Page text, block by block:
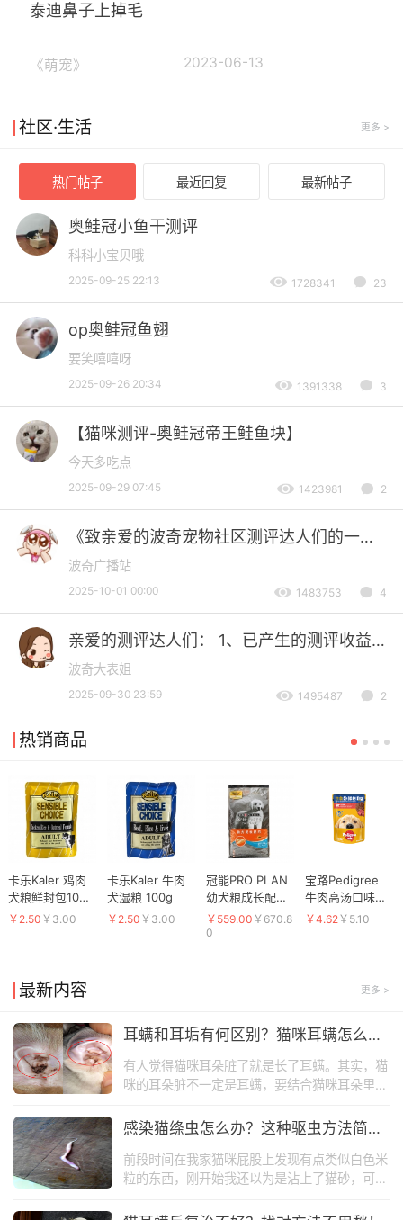
泰迪鼻子上掉毛
《萌宠》 2023-06-13
社区·生活 更多 >
热门帖子 最近回复 最新帖子
奥鲑冠小鱼干测评
科科小宝贝哦
2025-09-25 22:13 1728341 23
op奥鲑冠鱼翅
要笑嘻嘻呀
2025-09-26 20:34 1391338 3
【猫咪测评-奥鲑冠帝王鲑鱼块】
今天多吃点
2025-09-29 07:45 1423981 2
《致亲爱的波奇宠物社区测评达人们的一封
信》
波奇广播站
2025-10-01 00:00 1483753 4
亲爱的测评达人们： 1、已产生的测评收益
将不受影响可以继续提现。 2、2025年10月
1日零点之前发布的测评将在本月陆续完成评
起将不再产生新的测评收
波奇大表姐
2025-09-30 23:59 1495487 2
热销商品
卡乐Kaler 鸡肉
犬粮鲜封包100g
狗湿粮
￥2.50 ￥3.00
卡乐Kaler 牛肉
犬湿粮 100g
￥2.50 ￥3.00
冠能PRO PLAN
幼犬粮成长配方
狗粮(原鸡肉米
饭)15kg
￥559.00 ￥670.8
0
宝路Pedigree
牛肉高汤口味成
犬妙鲜包 100g
￥4.62￥5.10
最新内容 更多 >
耳螨和耳垢有何区别？猫咪耳螨怎么
治？
有人觉得猫咪耳朵脏了就是长了耳螨。其实，猫
咪的耳朵脏不一定是耳螨，要结合猫咪耳朵里面
和耳垢有什么区别，以及猫咪耳螨怎么治。
感染猫绦虫怎么办？这种驱虫方法简单
又高效
前段时间在我家猫咪屁股上发现有点类似白色米
粒的东西，刚开始我还以为是沾上了猫砂，可是
一跳。赶紧向宠物医生咨询，才知道这是猫绦